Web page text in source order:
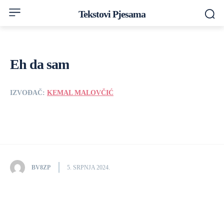
Tekstovi Pjesama
Eh da sam
IZVOĐAČ: KEMAL MALOVČIĆ
BV8ZP 5. SRPNJA 2024.